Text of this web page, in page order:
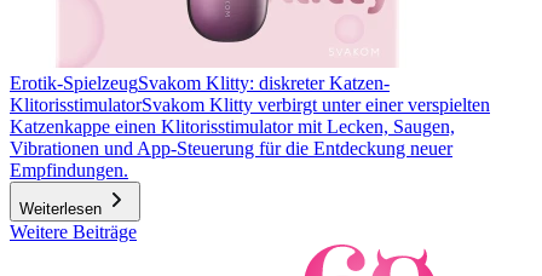
Erotik-SpielzeugSvakom Klitty: diskreter Katzen-
KlitorisstimulatorSvakom Klitty verbirgt unter einer verspielten
Katzenkappe einen Klitorisstimulator mit Lecken, Saugen,
Vibrationen und App-Steuerung für die Entdeckung neuer
Empfindungen.
Weiterlesen
Weitere Beiträge